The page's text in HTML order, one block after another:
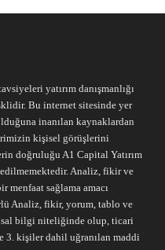
yatırım danışmanlığı
Bu internet sitesinde yer
inanılan kaynaklardan
kişisel görüşlerini
doğruluğu A1 Capital Yatırım
Analiz, fikir ve
sağlama amacı
Analiz, fikir, yorum, tablo ve
bilgi niteliğinde olup, ticari
3. kişiler dahil uğranılan maddi